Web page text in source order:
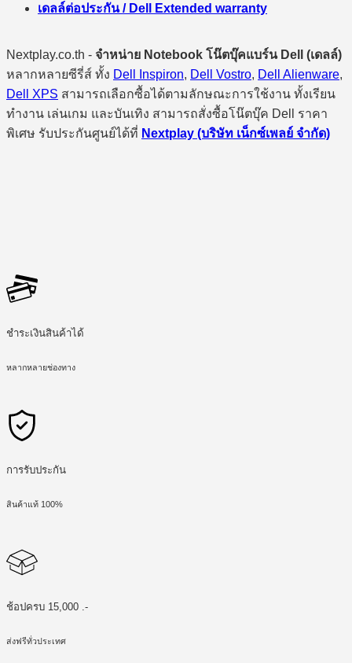
เดลล์ต่อประกัน / Dell Extended warranty
Nextplay.co.th - จำหน่าย Notebook โน๊ตบุ๊คแบร์น Dell (เดลล์)
หลากหลายซีรี่ส์ ทั้ง Dell Inspiron, Dell Vostro, Dell Alienware,
Dell XPS สามารถเลือกซื้อได้ตามลักษณะการใช้งาน ทั้งเรียน
ทำงาน เล่นเกม และบันเทิง สามารถสั่งซื้อโน๊ตบุ๊ค Dell ราคา
พิเศษ รับประกันศูนย์ได้ที่ Nextplay (บริษัท เน็กซ์เพลย์ จำกัด)
ชำระเงินสินค้าได้
หลากหลายช่องทาง
การรับประกัน
สินค้าแท้ 100%
ช้อปครบ 15,000 .-
ส่งฟรีทั่วประเทศ